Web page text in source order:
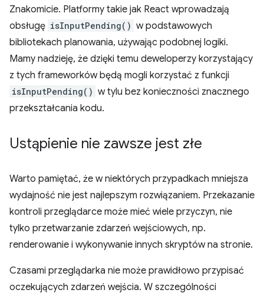
Znakomicie. Platformy takie jak React wprowadzają
obsługę isInputPending() w podstawowych
bibliotekach planowania, używając podobnej logiki.
Mamy nadzieję, że dzięki temu deweloperzy korzystający
z tych frameworków będą mogli korzystać z funkcji
isInputPending() w tylu bez konieczności znacznego
przekształcania kodu.
Ustąpienie nie zawsze jest złe
Warto pamiętać, że w niektórych przypadkach mniejsza
wydajność nie jest najlepszym rozwiązaniem. Przekazanie
kontroli przeglądarce może mieć wiele przyczyn, nie
tylko przetwarzanie zdarzeń wejściowych, np.
renderowanie i wykonywanie innych skryptów na stronie.
Czasami przeglądarka nie może prawidłowo przypisać
oczekujących zdarzeń wejścia. W szczególności